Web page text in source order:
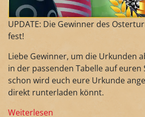
UPDATE: Die Gewinner des
fest!
Liebe Gewinner, um die Urkunden
in der passenden Tabelle auf euren
schon wird euch eure Urkunde
direkt runterladen könnt.
Weiterlesen